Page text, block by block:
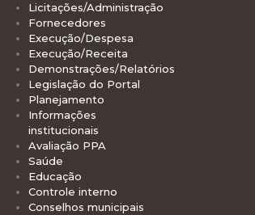
Licitações/Administração
Fornecedores
Execução/Despesa
Execução/Receita
Demonstrações/Relatórios
Legislação do Portal
Planejamento
Informações
institucionais
Avaliação PPA
Saúde
Educação
Controle interno
Conselhos municipais